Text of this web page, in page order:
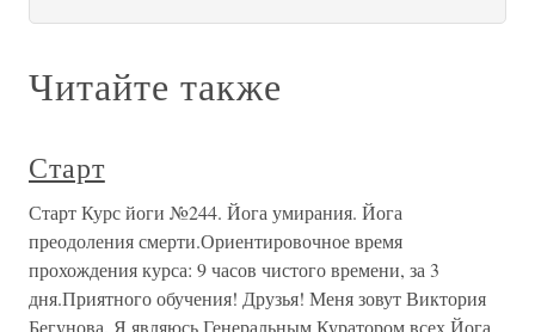
Читайте также
Старт
Старт Курс йоги №244. Йога умирания. Йога
преодоления смерти.Ориентировочное время
прохождения курса: 9 часов чистого времени, за 3
дня.Приятного обучения! Друзья! Меня зовут Виктория
Бегунова. Я являюсь Генеральным Куратором всех Йога